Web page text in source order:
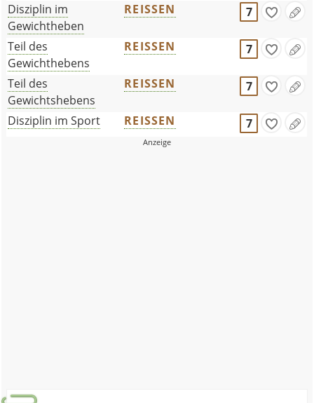
Disziplin im
Gewichtheben
REISSEN 7
Teil des
Gewichthebens
REISSEN 7
Teil des
Gewichtshebens
REISSEN 7
Disziplin im Sport REISSEN 7